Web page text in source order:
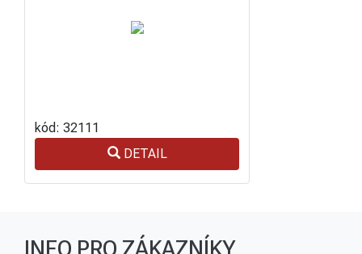
kód: 32111
DETAIL
INFO PRO ZÁKAZNÍKY